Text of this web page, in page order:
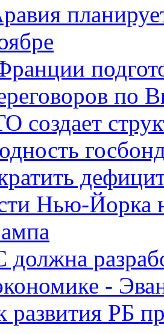
по
создает
Нью-Йорка
-
развития РБ